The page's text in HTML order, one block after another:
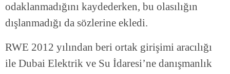
odaklanmadığını kaydederken, bu olasılığın
dışlanmadığı da sözlerine ekledi.
RWE 2012 yılından beri ortak girişimi aracılığı
ile Dubai Elektrik ve Su İdaresi’ne danışmanlık